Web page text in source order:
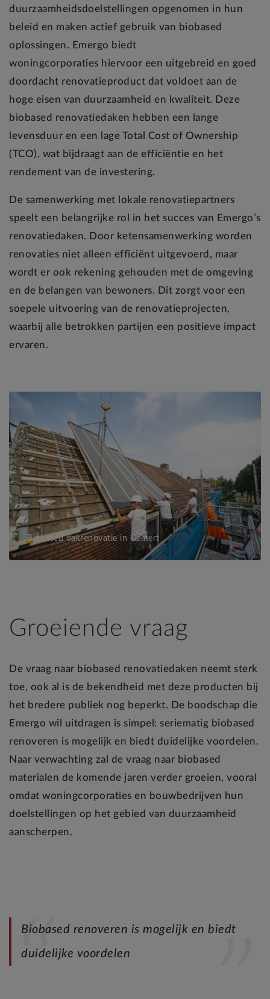
duurzaamheidsdoelstellingen opgenomen in hun
beleid en maken actief gebruik van biobased
oplossingen. Emergo biedt
woningcorporaties hiervoor een uitgebreid en goed
doordacht renovatieproduct dat voldoet aan de
hoge eisen van duurzaamheid en kwaliteit. Deze
biobased renovatiedaken hebben een lange
levensduur en een lage Total Cost of Ownership
(TCO), wat bijdraagt aan de efficiëntie en het
rendement van de investering.
De samenwerking met lokale renovatiepartners
speelt een belangrijke rol in het succes van Emergo’s
renovatiedaken. Door ketensamenwerking worden
renovaties niet alleen efficiënt uitgevoerd, maar
wordt er ook rekening gehouden met de omgeving
en de belangen van bewoners. Dit zorgt voor een
soepele uitvoering van de renovatieprojecten,
waarbij alle betrokken partijen een positieve impact
ervaren.
Biobased dakrenovatie in Gemert
Groeiende vraag
De vraag naar biobased renovatiedaken neemt sterk
toe, ook al is de bekendheid met deze producten bij
het bredere publiek nog beperkt. De boodschap die
Emergo wil uitdragen is simpel: seriematig biobased
renoveren is mogelijk en biedt duidelijke voordelen.
Naar verwachting zal de vraag naar biobased
materialen de komende jaren verder groeien, vooral
omdat woningcorporaties en bouwbedrijven hun
doelstellingen op het gebied van duurzaamheid
aanscherpen.
Biobased renoveren is mogelijk en biedt
duidelijke voordelen